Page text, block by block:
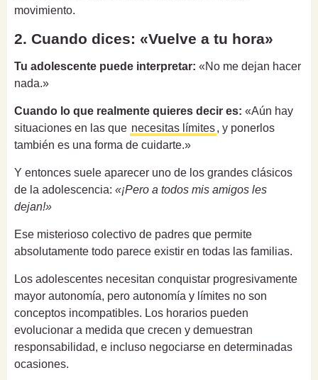
movimiento.
2. Cuando dices: «Vuelve a tu hora»
Tu adolescente puede interpretar: «No me dejan hacer
nada.»
Cuando lo que realmente quieres decir es: «Aún hay
situaciones en las que necesitas límites, y ponerlos
también es una forma de cuidarte.»
Y entonces suele aparecer uno de los grandes clásicos
de la adolescencia: «¡Pero a todos mis amigos les
dejan!»
Ese misterioso colectivo de padres que permite
absolutamente todo parece existir en todas las familias.
Los adolescentes necesitan conquistar progresivamente
mayor autonomía, pero autonomía y límites no son
conceptos incompatibles. Los horarios pueden
evolucionar a medida que crecen y demuestran
responsabilidad, e incluso negociarse en determinadas
ocasiones.